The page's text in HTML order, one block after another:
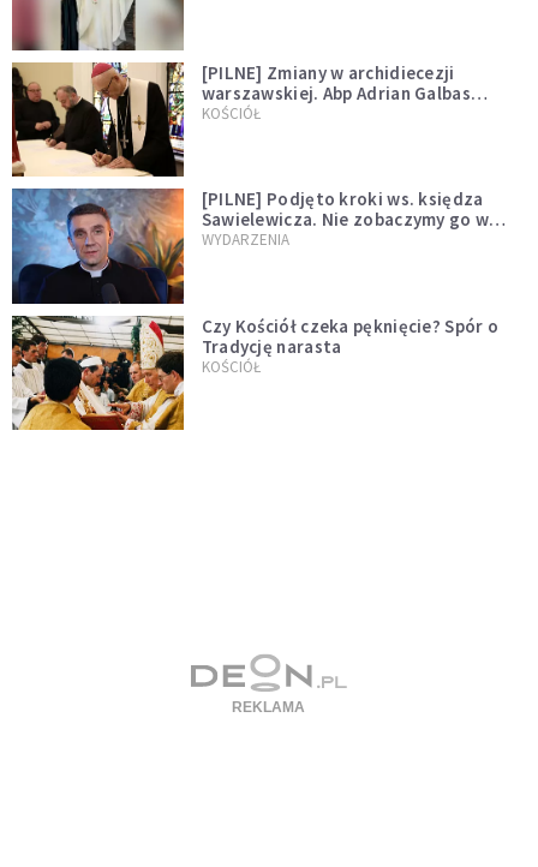
[PILNE] Zmiany w archidiecezji
warszawskiej. Abp Adrian Galbas
wręczył dekrety nowym proboszczom
KOŚCIÓŁ
[PILNE] Podjęto kroki ws. księdza
Sawielewicza. Nie zobaczymy go w
mediach
WYDARZENIA
Czy Kościół czeka pęknięcie? Spór o
Tradycję narasta
KOŚCIÓŁ